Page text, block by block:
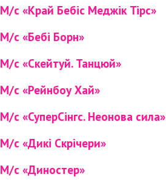
М/с «Край Бебіс Меджік Тірс»
М/с «Бебі Борн»
М/с «Скейтуй. Танцюй»
М/с «Рейнбоу Хай»
М/с «СуперСінгс. Неонова сила»
М/с «Дикі Скрічери»
М/с «Диностер»